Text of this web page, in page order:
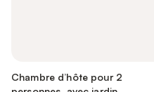
Chambre d’hôte pour 2